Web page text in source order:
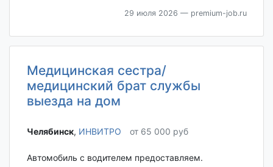
29 июля 2026 — premium-job.ru
Медицинская сестра/
медицинский брат службы
выезда на дом
Челябинск‎, ИНВИТРО от 65 000 руб
Автомобиль с водителем предоставляем.